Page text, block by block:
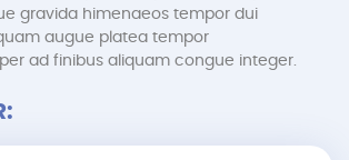
gravida himenaeos tempor dui
augue platea tempor
ad finibus aliquam congue integer.